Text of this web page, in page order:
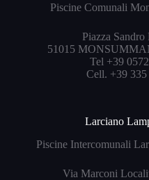
Piscine Comunali
Piazza Sandro
51015
Tel +39
Cell. +39 335
Larciano
Piscine Intercomunali
Via Marconi